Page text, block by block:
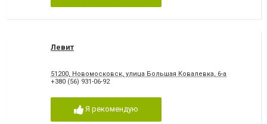
Левит
51200, Новомосковск, улица Большая Ковалевка, 6-а
+380 (56) 931-06-92
Я рекомендую